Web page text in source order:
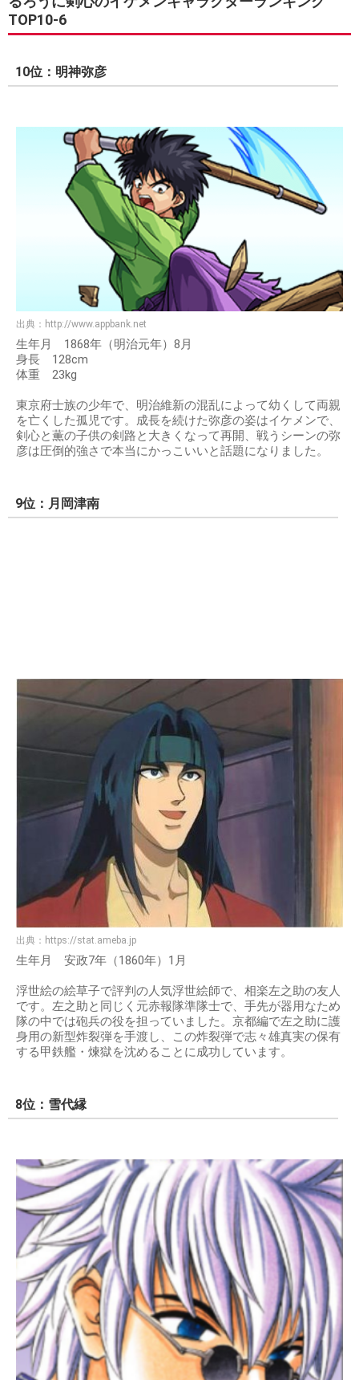
TOP10-6
10位：明神弥彦
出典： http://www.appbank.net
生年月 1868年（明治元年）8月
身長 128cm
体重 23kg
東京府士族の少年で、明治維新の混乱によって幼くして両親
を亡くした孤児です。成長を続けた弥彦の姿はイケメンで、
剣心と薫の子供の剣路と大きくなって再開、戦うシーンの弥
彦は圧倒的強さで本当にかっこいいと話題になりました。
9位：月岡津南
出典： https://stat.ameba.jp
生年月 安政7年（1860年）1月
浮世絵の絵草子で評判の人気浮世絵師で、相楽左之助の友人
です。左之助と同じく元赤報隊準隊士で、手先が器用なため
隊の中では砲兵の役を担っていました。京都編で左之助に護
身用の新型炸裂弾を手渡し、この炸裂弾で志々雄真実の保有
する甲鉄艦・煉獄を沈めることに成功しています。
8位：雪代縁